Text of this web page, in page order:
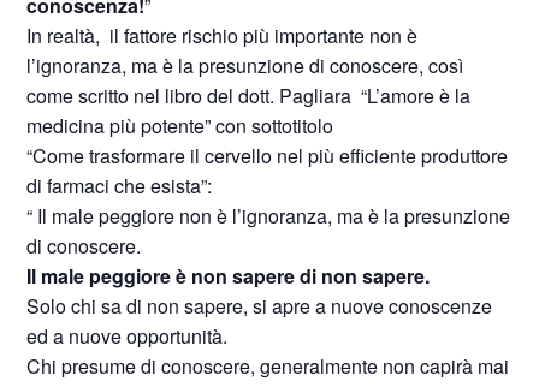
In realtà, il fattore rischio più importante non è
l’ignoranza, ma è la presunzione di conoscere, così
come scritto nel libro del dott. Pagliara “L’amore è la
medicina più potente” con sottotitolo
“Come trasformare il cervello nel più efficiente produttore
di farmaci che esista”:
“ Il male peggiore non è l’ignoranza, ma è la presunzione
di conoscere.
Il male peggiore è non sapere di non sapere.
Solo chi sa di non sapere, si apre a nuove conoscenze
ed a nuove opportunità.
Chi presume di conoscere, generalmente non capirà mai